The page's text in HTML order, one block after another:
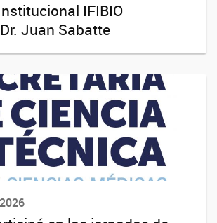
IFIBIO
Juan Sabatte